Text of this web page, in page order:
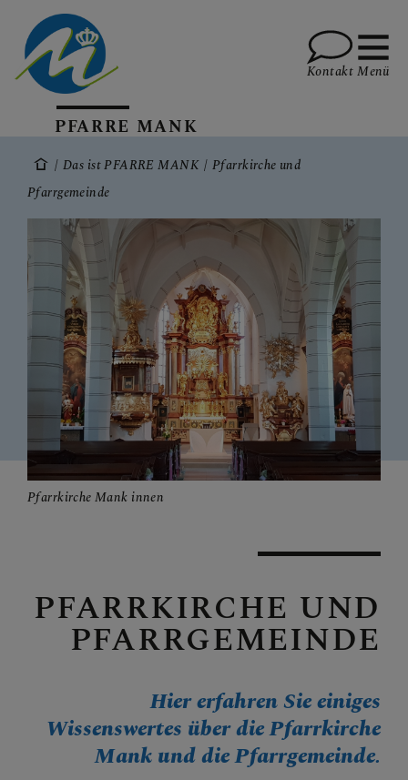
WAS GIBT ES NEUES?
DAS IST PFARRE MANK
Pfarrkirche und Pfarrgemeinde
Pfarrer
Pfarrgemeinde- und
Pfarrkirchenrat
Gruppen & Teams
UNSER
PFARRKALENDER
KONTAKT
PFARRE MANK
Kontakt Menü
Das ist PFARRE MANK
Pfarrkirche und
Pfarrgemeinde
Pfarrkirche Mank innen
PFARRKIRCHE UND
PFARRGEMEINDE
Hier erfahren Sie einiges
Wissenswertes über die Pfarrkirche
Mank und die Pfarrgemeinde.